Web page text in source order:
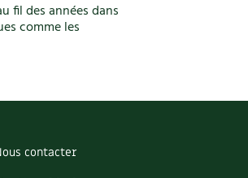
fil des années dans
comme les
contacter